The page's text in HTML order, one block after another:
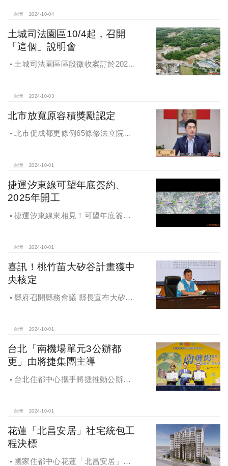
台灣 2024-10-04
土城司法園區10/4起，召開
「這個」說明會
土城司法園區區段徵收案訂於2024
台灣 2024-10-03
北市放寬原容積獎勵認定
北市促成都更條例65條修法立院初
台灣 2024-10-01
捷運汐東線可望年底簽約、
2025年開工
捷運汐東線來相見！可望年底簽約
台灣 2024-10-01
喜訊！桃竹苗大矽谷計畫獲中
央核定
縣府召開縣務會議 縣長宣布大矽谷
台灣 2024-10-01
台北「南機場單元3公辦都
更」由將捷集團主導
台北住都中心攜手將捷推動公辦都
台灣 2024-10-01
花蓮「北昌安居」社宅統包工
程決標
國家住都中心花蓮「北昌安居」社